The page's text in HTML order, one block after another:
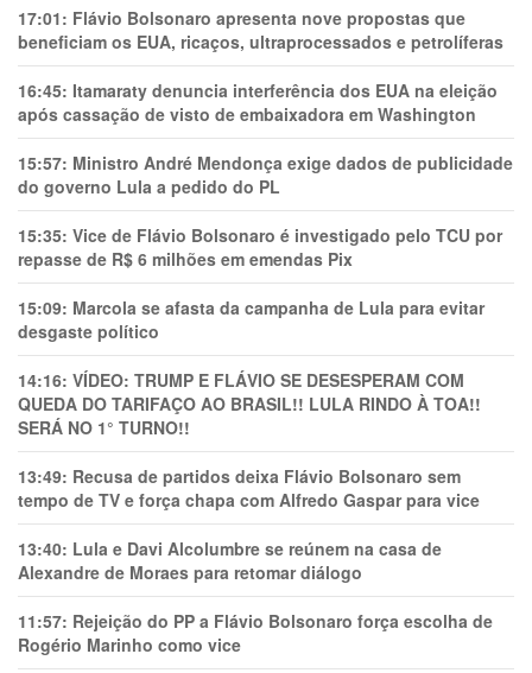
17:01: Flávio Bolsonaro apresenta nove propostas que
beneficiam os EUA, ricaços, ultraprocessados e petrolíferas
16:45: Itamaraty denuncia interferência dos EUA na eleição
após cassação de visto de embaixadora em Washington
15:57: Ministro André Mendonça exige dados de publicidade
do governo Lula a pedido do PL
15:35: Vice de Flávio Bolsonaro é investigado pelo TCU por
repasse de R$ 6 milhões em emendas Pix
15:09: Marcola se afasta da campanha de Lula para evitar
desgaste político
14:16: VÍDEO: TRUMP E FLÁVIO SE DESESPERAM COM
QUEDA DO TARIFAÇO AO BRASIL!! LULA RINDO À TOA!!
SERÁ NO 1° TURNO!!
13:49: Recusa de partidos deixa Flávio Bolsonaro sem
tempo de TV e força chapa com Alfredo Gaspar para vice
13:40: Lula e Davi Alcolumbre se reúnem na casa de
Alexandre de Moraes para retomar diálogo
11:57: Rejeição do PP a Flávio Bolsonaro força escolha de
Rogério Marinho como vice